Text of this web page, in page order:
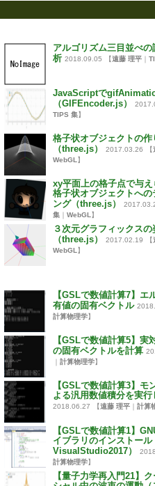
アルゴリズム三目並べ
析 2018.09.05 【遠藤 理平
JavaScriptで
（GIFEncoder.js）
TIPS 集】
格子状オブジェクトの作
（three.js）
2017.03.26 【
WebGL 】
xy平面上の格子点で与
格子状オブジェクトへ
ング（three.js）
集
WebGL 】
３次元グラフィックス
（three.js）
2017.02.19 【
WebGL 】
【GSLで数値計算7】エ
有値の固有ベクトル
計算物理学】
【GSLで数値計算5】実
の固有ベクトルを計算
計算物理学】
【GSLで数値計算3】モ
よる汎用数値積分を実行
2018.06.27 【遠藤 理平 計算
【GSLで数値計算1】
イブラリのインストー
VisualStudio2017）
計算物理学】
【量子力学再入門21】